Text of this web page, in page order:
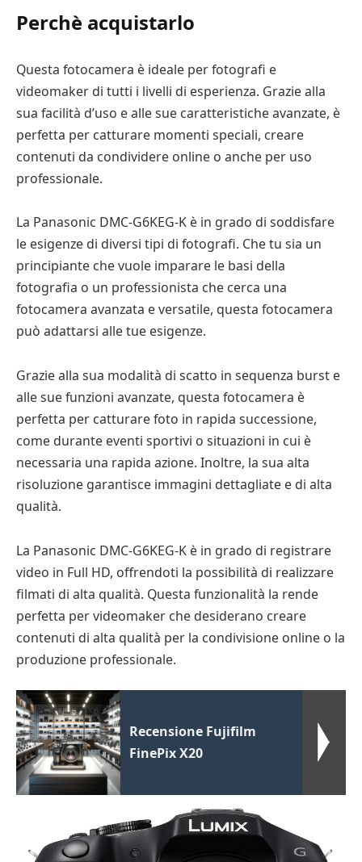
Perchè acquistarlo
Questa fotocamera è ideale per fotografi e
videomaker di tutti i livelli di esperienza. Grazie alla
sua facilità d’uso e alle sue caratteristiche avanzate, è
perfetta per catturare momenti speciali, creare
contenuti da condividere online o anche per uso
professionale.
La Panasonic DMC-G6KEG-K è in grado di soddisfare
le esigenze di diversi tipi di fotografi. Che tu sia un
principiante che vuole imparare le basi della
fotografia o un professionista che cerca una
fotocamera avanzata e versatile, questa fotocamera
può adattarsi alle tue esigenze.
Grazie alla sua modalità di scatto in sequenza burst e
alle sue funzioni avanzate, questa fotocamera è
perfetta per catturare foto in rapida successione,
come durante eventi sportivi o situazioni in cui è
necessaria una rapida azione. Inoltre, la sua alta
risoluzione garantisce immagini dettagliate e di alta
qualità.
La Panasonic DMC-G6KEG-K è in grado di registrare
video in Full HD, offrendoti la possibilità di realizzare
filmati di alta qualità. Questa funzionalità la rende
perfetta per videomaker che desiderano creare
contenuti di alta qualità per la condivisione online o la
produzione professionale.
Recensione Fujifilm
FinePix X20